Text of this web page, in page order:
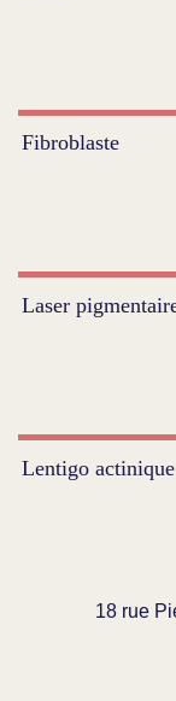
Fibroblaste
Laser
Lentigo actinique
18 rue